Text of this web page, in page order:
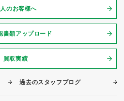
のお客様へ
書類アップロード
買取実績
過去のスタッフブログ